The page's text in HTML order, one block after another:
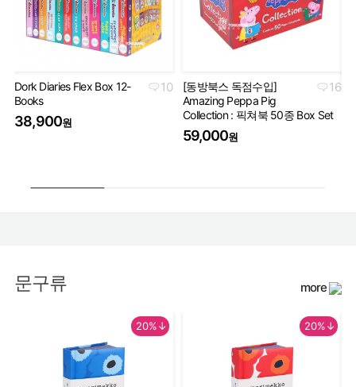
10
Dork Diaries Flex Box 12-
Books
38,900원
16
[동방북스 독점수입]
Amazing Peppa Pig
Collection : 픽쳐북 50종 Box Set
59,000원
문구류 more
20%↓ 20%↓